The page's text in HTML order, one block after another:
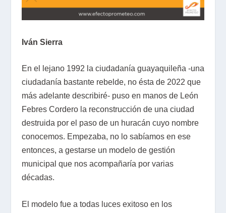
Iván Sierra
En el lejano 1992 la ciudadanía guayaquileña -una
ciudadanía bastante rebelde, no ésta de 2022 que
más adelante describiré- puso en manos de León
Febres Cordero la reconstrucción de una ciudad
destruida por el paso de un huracán cuyo nombre
conocemos. Empezaba, no lo sabíamos en ese
entonces, a gestarse un modelo de gestión
municipal que nos acompañaría por varias
décadas.
El modelo fue a todas luces exitoso en los